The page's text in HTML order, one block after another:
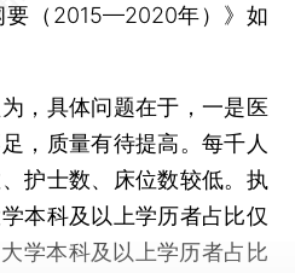
要（2015—2020年）》如
具体问题在于，一是医
，质量有待提高。每千人
护士数、床位数较低。执
本科及以上学历者占比仅
学本科及以上学历者占比